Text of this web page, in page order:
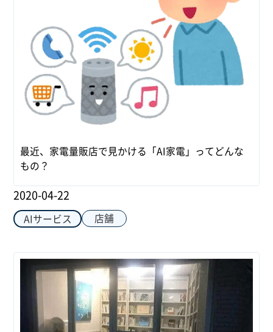
最近、家電量販店で見かける「AI家電」ってどんな
もの？
2020-04-22
AIサービス 店舗